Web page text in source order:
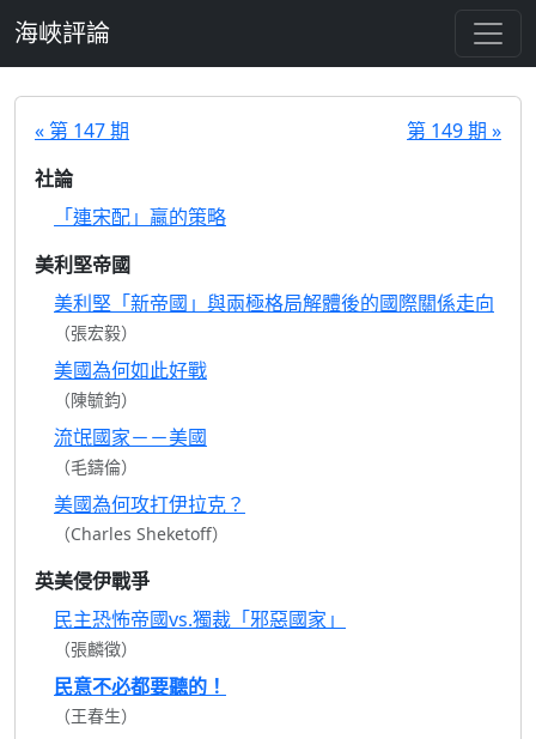
海峽評論
« 第 147 期
第 149 期 »
社論
「連宋配」贏的策略
美利堅帝國
美利堅「新帝國」與兩極格局解體後的國際關係走向
（張宏毅）
美國為何如此好戰
（陳毓鈞）
流氓國家－－美國
（毛鑄倫）
美國為何攻打伊拉克？
（Charles Sheketoff）
英美侵伊戰爭
民主恐怖帝國vs.獨裁「邪惡國家」
（張麟徵）
民意不必都要聽的！
（王春生）